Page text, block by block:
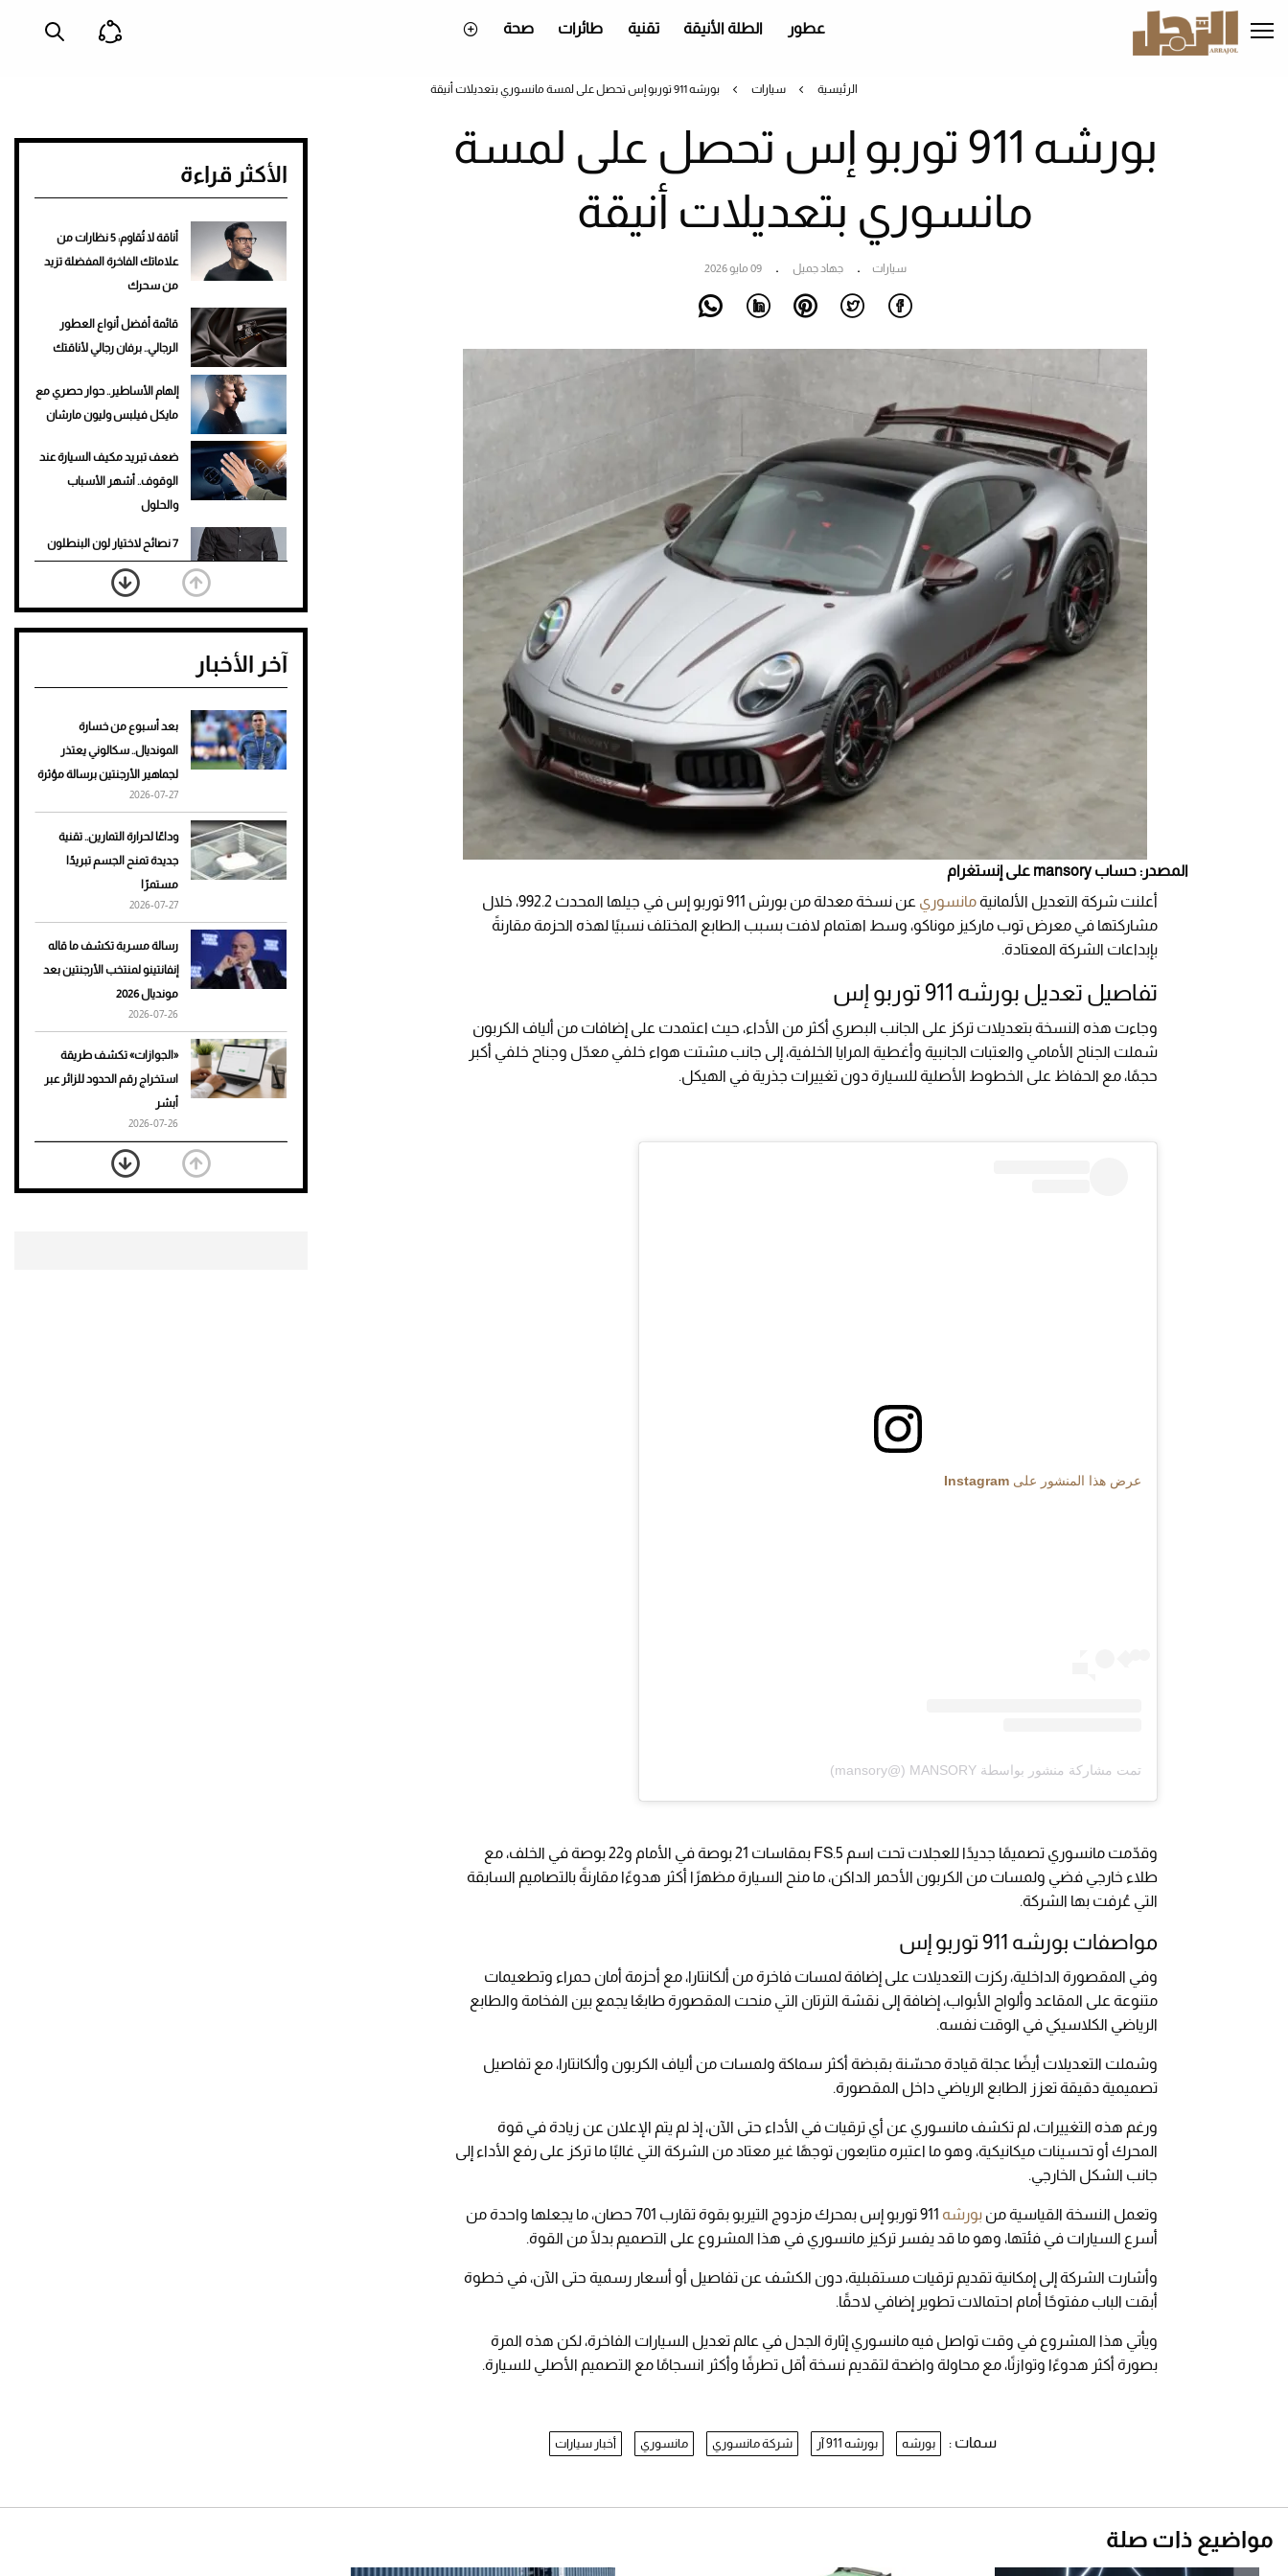
إلى
المحتوى
عطور الطلة الأنيقة تقنية طائرات صحة
الرئيسية سيارات بورشه 911 توربو إس تحصل على لمسة مانسوري بتعديلات أنيقة
بورشه 911 توربو إس تحصل على لمسة
مانسوري بتعديلات أنيقة
سيارات جهاد جميل 09 مايو 2026
المصدر: حساب mansory على إنستغرام
أعلنت شركة التعديل الألمانية مانسوري
عن نسخة معدلة من بورش 911 توربو إس في جيلها المحدث 992.2، خلال
مشاركتها في معرض توب ماركيز موناكو، وسط اهتمام لافت بسبب الطابع المختلف نسبيًا لهذه الحزمة مقارنةً
بإبداعات الشركة المعتادة.
تفاصيل تعديل بورشه 911 توربو إس
وجاءت هذه النسخة بتعديلات تركز على الجانب البصري أكثر من الأداء، حيث اعتمدت على إضافات من ألياف الكربون
شملت الجناح الأمامي والعتبات الجانبية وأغطية المرايا الخلفية، إلى جانب مشتت هواء خلفي معدّل وجناح خلفي أكبر
حجمًا، مع الحفاظ على الخطوط الأصلية للسيارة دون تغييرات جذرية في الهيكل.
عرض هذا المنشور على Instagram
تمت مشاركة منشور بواسطة ‏‎MANSORY‎‏ (@‏‎mansory‎‏)
وقدّمت مانسوري تصميمًا جديدًا للعجلات تحت اسم FS.5 بمقاسات 21 بوصة في الأمام و22 بوصة في الخلف، مع
طلاء خارجي فضي ولمسات من الكربون الأحمر الداكن، ما منح السيارة مظهرًا أكثر هدوءًا مقارنةً بالتصاميم السابقة
التي عُرفت بها الشركة.
مواصفات بورشه 911 توربو إس
وفي المقصورة الداخلية، ركزت التعديلات على إضافة لمسات فاخرة من ألكانتارا، مع أحزمة أمان حمراء وتطعيمات
متنوعة على المقاعد وألواح الأبواب، إضافة إلى نقشة الترتان التي منحت المقصورة طابعًا يجمع بين الفخامة والطابع
الرياضي الكلاسيكي في الوقت نفسه.
وشملت التعديلات أيضًا عجلة قيادة محسّنة بقبضة أكثر سماكة ولمسات من ألياف الكربون وألكانتارا، مع تفاصيل
تصميمية دقيقة تعزز الطابع الرياضي داخل المقصورة.
ورغم هذه التغييرات، لم تكشف مانسوري عن أي ترقيات في الأداء حتى الآن، إذ لم يتم الإعلان عن زيادة في قوة
المحرك أو تحسينات ميكانيكية، وهو ما اعتبره متابعون توجهًا غير معتاد من الشركة التي غالبًا ما تركز على رفع الأداء إلى
جانب الشكل الخارجي.
وتعمل النسخة القياسية من بورشه
911 توربو إس بمحرك مزدوج التيربو بقوة تقارب 701 حصان، ما يجعلها واحدة من
أسرع السيارات في فئتها، وهو ما قد يفسر تركيز مانسوري في هذا المشروع على التصميم بدلًا من القوة.
وأشارت الشركة إلى إمكانية تقديم ترقيات مستقبلية، دون الكشف عن تفاصيل أو أسعار رسمية حتى الآن، في خطوة
أبقت الباب مفتوحًا أمام احتمالات تطوير إضافي لاحقًا.
ويأتي هذا المشروع في وقت تواصل فيه مانسوري إثارة الجدل في عالم تعديل السيارات الفاخرة، لكن هذه المرة
بصورة أكثر هدوءًا وتوازنًا، مع محاولة واضحة لتقديم نسخة أقل تطرفًا وأكثر انسجامًا مع التصميم الأصلي للسيارة.
الأكثر قراءة
أناقة لا تُقاوم: 5 نظارات من
علاماتك الفاخرة المفضلة تزيد
من سحرك
قائمة أفضل أنواع العطور
الرجالي.. برفان رجالي لأناقتك
إلهام الأساطير.. حوار حصري مع
مايكل فيلبس وليون مارشان
ضعف تبريد مكيف السيارة عند
الوقوف.. أشهر الأسباب
والحلول
7 نصائح لاختيار لون البنطلون
المناسب للقميص الأسود
نرى المستقبل من خلال
تصميماتنا.. كيف حجزت 1886
تمنحك فخامة استثنائية
هوى الأبطال
أفضل تدريج للشعر الطويل
لإطلالة جريئة وعصرية
للرجال
آخر الأخبار
بعد أسبوع من خسارة
المونديال.. سكالوني يعتذر
لجماهير الأرجنتين برسالة مؤثرة
2026-07-27
وداعًا لحرارة التمارين.. تقنية
جديدة تمنح الجسم تبريدًا
مستمرًا
2026-07-27
رسالة مسربة تكشف ما قاله
إنفانتينو لمنتخب الأرجنتين بعد
مونديال 2026
2026-07-26
«الجوازات» تكشف طريقة
استخراج رقم الحدود للزائر عبر
أبشر
2026-07-26
بعد 7 أشهر من تعرضه لحادث
مروع.. جوشوا يفوز على برينغا
سمات : بورشه بورشه 911 آر شركة مانسوري مانسوري أخبار سيارات
مواضيع ذات صلة